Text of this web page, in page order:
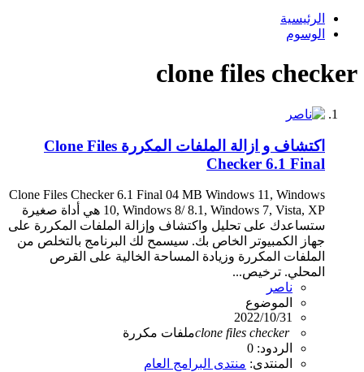
الرئيسية
الوسوم
clone files checker
اكتشاف و ازالة الملفات المكررة Clone Files
Checker 6.1 Final
Clone Files Checker 6.1 Final 04 MB Windows 11, Windows
10, Windows 8/ 8.1, Windows 7, Vista, XP هي أداة صغيرة
ستساعدك على تحليل واكتشاف وإزالة الملفات المكررة على
جهاز الكمبيوتر الخاص بك. سيسمح لك البرنامج بالتخلص من
الملفات المكررة وزيادة المساحة الخالية على القرص
المحلي. ترخيص...
ناصر
الموضوع
2022/10/31
clone files checker
ملفات مكررة
الردود: 0
المنتدى: منتدى البرامج العام